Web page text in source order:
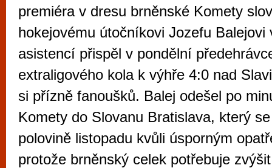
premiéra v dresu brněnské Komety
hokejovému útočníkovi Jozefu Balejovi
asistencí přispěl v pondělní
extraligového kola k výhře 4:0 nad
si přízně fanoušků. Balej odešel po
Komety do Slovanu Bratislava, který
polovině listopadu kvůli úsporným
protože brněnský celek potřebuje
Brno je
zajímavé
restaurace,
Mimo jiné je ale také místem, kde si
vyzkoušet různé kasinové hry. V
metropoli naleznete širokou nabídku her
po moderní automaty jak pro pravidelné
příležitostné hráče. V...